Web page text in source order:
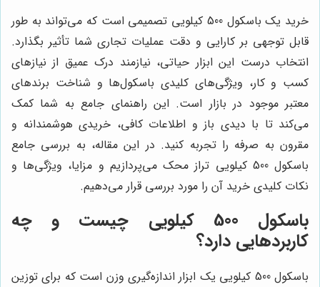
خرید یک باسکول 500 کیلویی تصمیمی است که می‌تواند به طور
قابل توجهی بر کارایی و دقت عملیات تجاری شما تأثیر بگذارد.
انتخاب درست این ابزار حیاتی، نیازمند درک عمیق از نیازهای
کسب و کار، ویژگی‌های کلیدی باسکول‌ها و شناخت برندهای
معتبر موجود در بازار است. این راهنمای جامع به شما کمک
می‌کند تا با دیدی باز و اطلاعات کافی، خریدی هوشمندانه و
مقرون به صرفه را تجربه کنید. در این مقاله، به بررسی جامع
باسکول 500 کیلویی تراز محک می‌پردازیم و مزایا، ویژگی‌ها و
نکات کلیدی خرید آن را مورد بررسی قرار می‌دهیم.
باسکول 500 کیلویی چیست و چه
کاربردهایی دارد؟
باسکول 500 کیلویی یک ابزار اندازه‌گیری وزن است که برای توزین